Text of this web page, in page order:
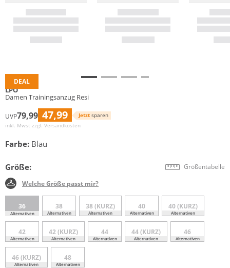
DEAL
LPO
Damen Trainingsanzug Resi
UVP79,99 47,99 Jetzt sparen
inkl. Mwst zzgl. Versandkosten
Farbe: Blau
Größe: Größentabelle
Welche Größe passt mir?
36
Alternativen
38
Alternativen
38 (KURZ)
Alternativen
40
Alternativen
40 (KURZ)
Alternativen
42
Alternativen
42 (KURZ)
Alternativen
44
Alternativen
44 (KURZ)
Alternativen
46
Alternativen
46 (KURZ)
Alternativen
48
Alternativen